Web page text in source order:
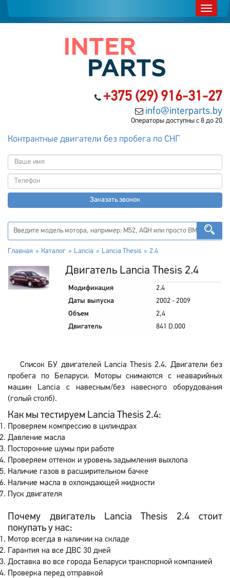
+375 (29) 916-31-27
info@interparts.by
Операторы доступны с 8 до 20
Контрактные двигатели без пробега по СНГ
Заказать звонок
Главная Каталог Lancia Lancia Thesis 2.4
Двигатель Lancia Thesis 2.4
Модификация
2.4
Даты выпуска
2002 - 2009
Объем
2,4
Двигатель
841 D.000
Список БУ двигателей Lancia Thesis 2.4. Двигатели без
пробега по Беларуси. Моторы снимаются с неаварийных
машин Lancia с навесным/без навесного оборудования
(голый столб).
Как мы тестируем Lancia Thesis 2.4:
Проверяем компрессию в цилиндрах
Давление масла
Посторонние шумы при работе
Проверяем оттенок и уровень задымления выхлопа
Наличие газов в расширительном бачке
Наличие масла в охлождающей жидкости
Пуск двигателя
Почему двигатель Lancia Thesis 2.4 стоит
покупать у нас:
Мотор всегда в наличии на складе
Гарантия на все ДВС 30 дней
Доставка во все города Беларуси транспорной компанией
Проверка перед отправкой